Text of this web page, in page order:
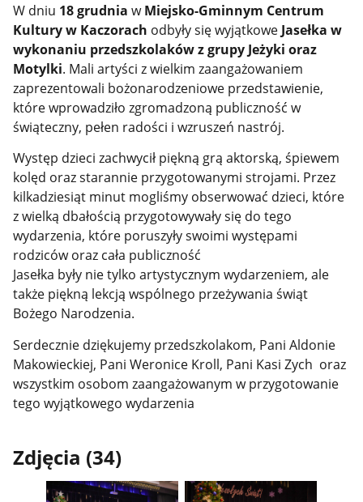
W dniu 18 grudnia wMiejsko-Gminnym Centrum
Kultury w Kaczorach odbyły się wyjątkowe Jasełka w
wykonaniu przedszkolaków z grupy Jeżyki oraz
Motylki. Mali artyści z wielkim zaangażowaniem
zaprezentowali bożonarodzeniowe przedstawienie,
które wprowadziło zgromadzoną publiczność w
świąteczny, pełen radości i wzruszeń nastrój.
Występ dzieci zachwycił piękną grą aktorską, śpiewem
kolęd oraz starannie przygotowanymi strojami. Przez
kilkadziesiąt minut mogliśmy obserwować dzieci, które
z wielką dbałością przygotowywały się do tego
wydarzenia, które poruszyły swoimi występami
rodziców oraz cała publiczność
Jasełka były nie tylko artystycznym wydarzeniem, ale
także piękną lekcją wspólnego przeżywania świąt
Bożego Narodzenia.
Serdecznie dziękujemy przedszkolakom, Pani Aldonie
Makowieckiej, Pani Weronice Kroll, Pani Kasi Zych oraz
wszystkim osobom zaangażowanym w przygotowanie
tego wyjątkowego wydarzenia
Zdjęcia (34)